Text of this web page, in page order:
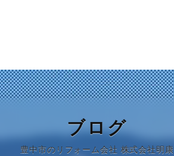
ブログ
豊中市のリフォーム会社 株式会社明康